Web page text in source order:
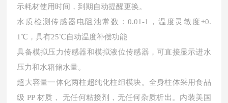
示耗材使用时间，到期自动提醒更换。
水质检测传感器电阻池常数：0.01-1，温度灵敏度±0.
1℃，具有25℃自动温度补偿功能
具备模拟压力传感器和模拟液位传感器，可直接显示进水
压力和水箱储水量。
超大容量一体化两柱超纯化柱组模块。全身柱体采用食品
级 PP 材质， 无任何粘接剂，无任何杂质析出。内装美国